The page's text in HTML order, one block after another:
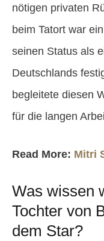
nötigen privaten
beim Tatort war
seinen Status als
Deutschlands
begleitete diesen
für die langen
Read More: Mitri
Was wissen
Tochter von
dem Star?